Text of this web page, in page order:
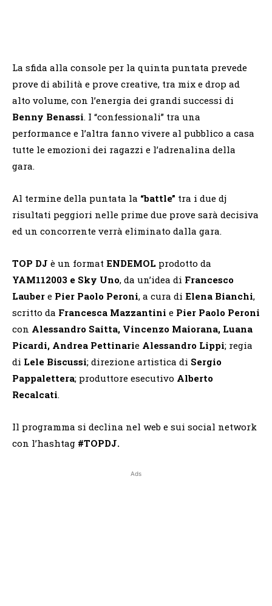
La sfida alla console per la quinta puntata prevede
prove di abilità e prove creative, tra mix e drop ad
alto volume, con l’energia dei grandi successi di
Benny Benassi. I “confessionali” tra una
performance e l’altra fanno vivere al pubblico a casa
tutte le emozioni dei ragazzi e l’adrenalina della
gara.
Al termine della puntata la “battle” tra i due dj
risultati peggiori nelle prime due prove sarà decisiva
ed un concorrente verrà eliminato dalla gara.
TOP DJ è un format ENDEMOL prodotto da
YAM112003 e Sky Uno, da un’idea di Francesco
Lauber e Pier Paolo Peroni, a cura di Elena Bianchi,
scritto da Francesca Mazzantini e Pier Paolo Peroni
con Alessandro Saitta, Vincenzo Maiorana, Luana
Picardi, Andrea Pettinarie Alessandro Lippi; regia
di Lele Biscussi; direzione artistica di Sergio
Pappalettera; produttore esecutivo Alberto
Recalcati.
Il programma si declina nel web e sui social network
con l’hashtag #TOPDJ.
Ads